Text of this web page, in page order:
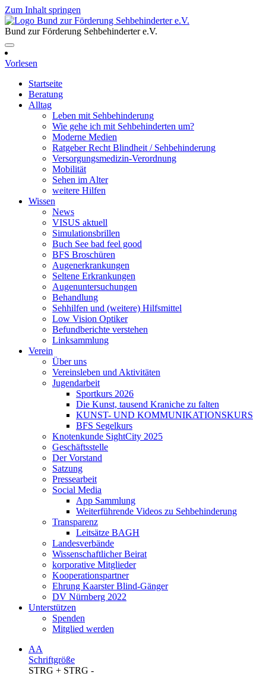
Zum Inhalt springen
Bund zur Förderung Sehbehinderter e.V.
Vorlesen
Startseite
Beratung
Alltag
Leben mit Sehbehinderung
Wie gehe ich mit Sehbehinderten um?
Moderne Medien
Ratgeber Recht Blindheit / Sehbehinderung
Versorgungsmedizin-Verordnung
Mobilität
Sehen im Alter
weitere Hilfen
Wissen
News
VISUS aktuell
Simulationsbrillen
Buch See bad feel good
BFS Broschüren
Augenerkrankungen
Seltene Erkrankungen
Augenuntersuchungen
Behandlung
Sehhilfen und (weitere) Hilfsmittel
Low Vision Optiker
Befundberichte verstehen
Linksammlung
Verein
Über uns
Vereinsleben und Aktivitäten
Jugendarbeit
Sportkurs 2026
Die Kunst, tausend Kraniche zu falten
KUNST- UND KOMMUNIKATIONSKURS
BFS Segelkurs
Knotenkunde SightCity 2025
Geschäftsstelle
Der Vorstand
Satzung
Pressearbeit
Social Media
App Sammlung
Weiterführende Videos zu Sehbehinderung
Transparenz
Leitsätze BAGH
Landesverbände
Wissenschaftlicher Beirat
korporative Mitglieder
Kooperationspartner
Ehrung Kaarster Blind-Gänger
DV Nürnberg 2022
Unterstützen
Spenden
Mitglied werden
AA
Schriftgröße
STRG + STRG -